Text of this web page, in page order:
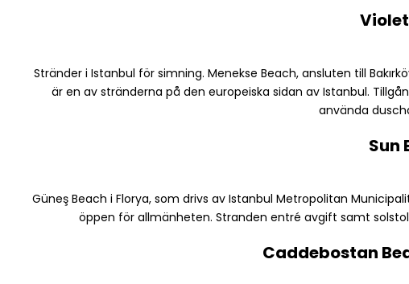
Stränder i Istanbul för simning. Menekse Beach, ansluten till
är en av stränderna på den europeiska sidan av Istanbul.
använda
Sun
Güneş Beach i Florya, som drivs av Istanbul Metropolitan
öppen för allmänheten. Stranden entré avgift samt
Caddebostan